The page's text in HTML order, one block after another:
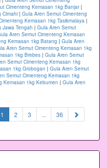
Cimenteng Kemasan 1kg Banjar|
Cimahi | Gula Aren Semut Cimenteng
Kemasan 1kg Tasikmalaya |
Jawa Tengah | Gula Aren Semut
Aren Semut Cimenteng Kemasan
Kemasan 1kg Batang | Gula Aren
Aren Semut Cimenteng Kemasan 1kg
1kg Brebes | Gula Aren Semut
Semut Cimenteng Kemasan 1kg
1kg Grobogan | Gula Aren Semut
Semut Cimenteng Kemasan 1kg
Kemasan 1kg Kebumen | Gula Aren
1 (current)
2 3 ... 36